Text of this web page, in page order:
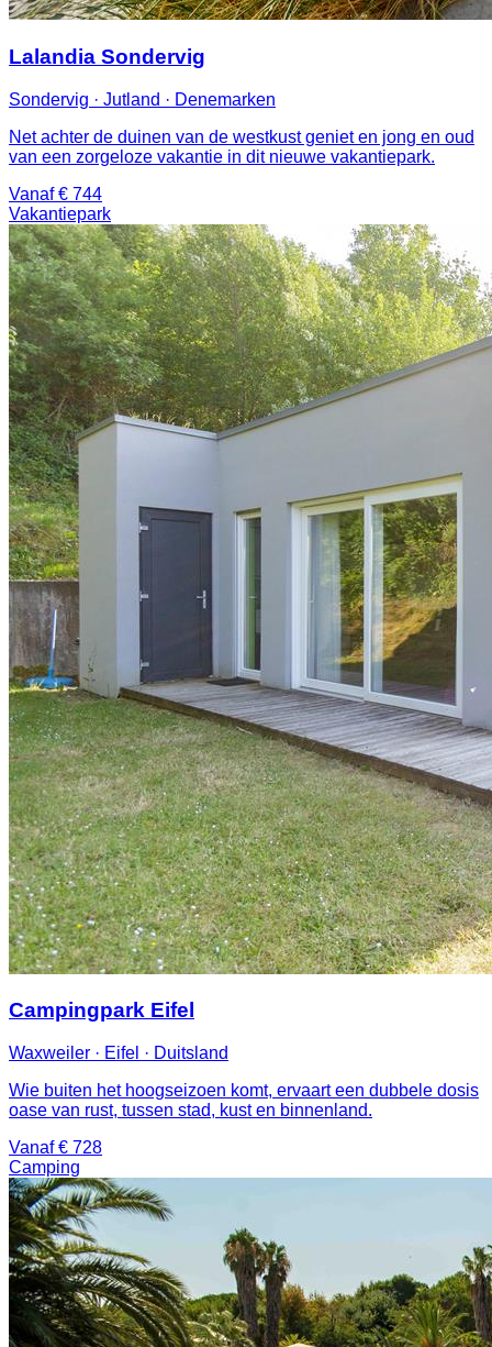
Lalandia Sondervig
Sondervig · Jutland · Denemarken
Net achter de duinen van de westkust geniet en jong en oud
van een zorgeloze vakantie in dit nieuwe vakantiepark.
Vanaf € 744
Vakantiepark
Campingpark Eifel
Waxweiler · Eifel · Duitsland
Wie buiten het hoogseizoen komt, ervaart een dubbele dosis
oase van rust, tussen stad, kust en binnenland.
Vanaf € 728
Camping